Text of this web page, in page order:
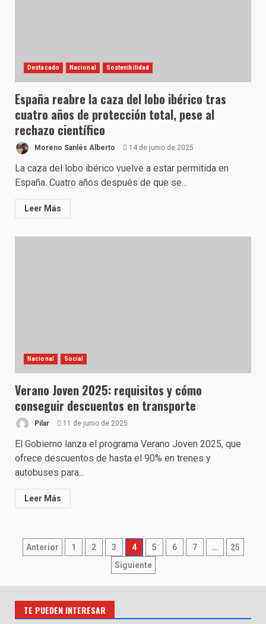
Destacado Nacional Sostenibilidad
España reabre la caza del lobo ibérico tras
cuatro años de protección total, pese al
rechazo científico
Moreno Sanlés Alberto 14 de junio de 2025
La caza del lobo ibérico vuelve a estar permitida en
España. Cuatro años después de que se...
Leer Más
Nacional Social
Verano Joven 2025: requisitos y cómo
conseguir descuentos en transporte
Pilar 11 de junio de 2025
El Gobierno lanza el programa Verano Joven 2025, que
ofrece descuentos de hasta el 90% en trenes y
autobuses para...
Leer Más
Paginación
entradas
Anterior 1 2 3 4 5 6 7 …
25
Siguiente
TE PUEDEN INTERESAR